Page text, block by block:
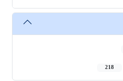
218